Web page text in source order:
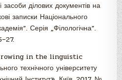
засоби ділових документів на
записки Національного
Серія „Філологічна”.
in the linguistic
технічного університету